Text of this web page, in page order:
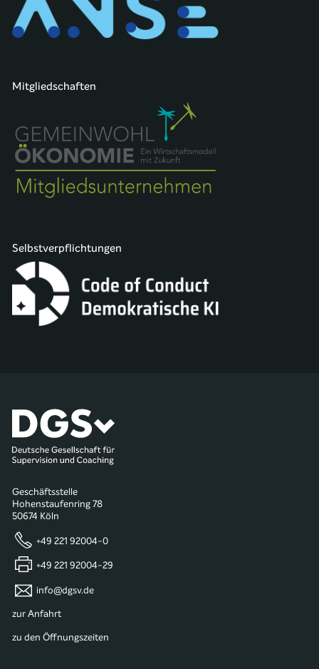
Mitgliedschaften
Selbstverpflichtungen
Geschäftsstelle
Hohenstaufenring 78
50674 Köln
+49 221 92004-0
+49 221 92004-29
info@dgsv.de
zur Anfahrt
zu den Öffnungszeiten